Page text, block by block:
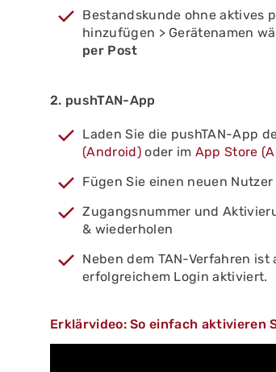
Bestandskunde ohne aktives
hinzufügen > Gerätenamen
per Post
2. pushTAN-App
Laden Sie die pushTAN-App
(Android)oder im App Store
Fügen Sie einen neuen
Zugangsnummer und
& wiederholen
Neben dem TAN-Verfahren
erfolgreichem Login aktiviert.
Erklärvideo: So einfach aktivieren